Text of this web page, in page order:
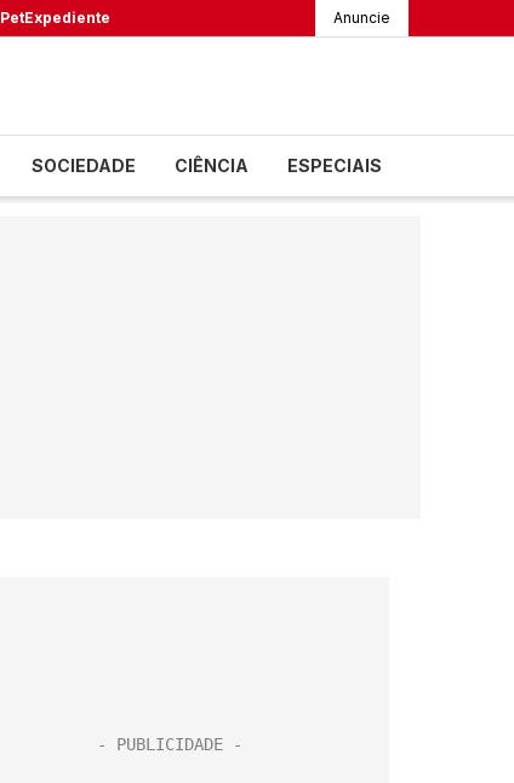
PetExpediente Anuncie
SOCIEDADE CIÊNCIA ESPECIAIS